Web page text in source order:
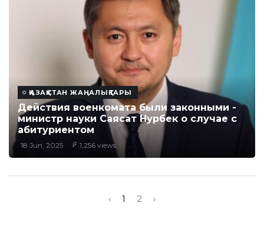
ҚАЗАҚСТАН ЖАҢАЛЫҚТАРЫ
Действия военкомата были законными -
министр науки Саясат Нурбек о случае с
абитуриентом
18 Jun, 2025 1,256 views
‹ 1 2 ›